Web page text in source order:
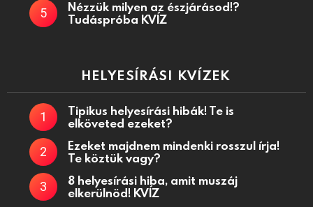
Nézzük milyen az észjárásod!?
Tudáspróba KVÍZ
HELYESÍRÁSI KVÍZEK
Tipikus helyesírási hibák! Te is
elköveted ezeket?
Ezeket majdnem mindenki rosszul írja!
Te köztük vagy?
8 helyesírási hiba, amit muszáj
elkerülnöd! KVÍZ